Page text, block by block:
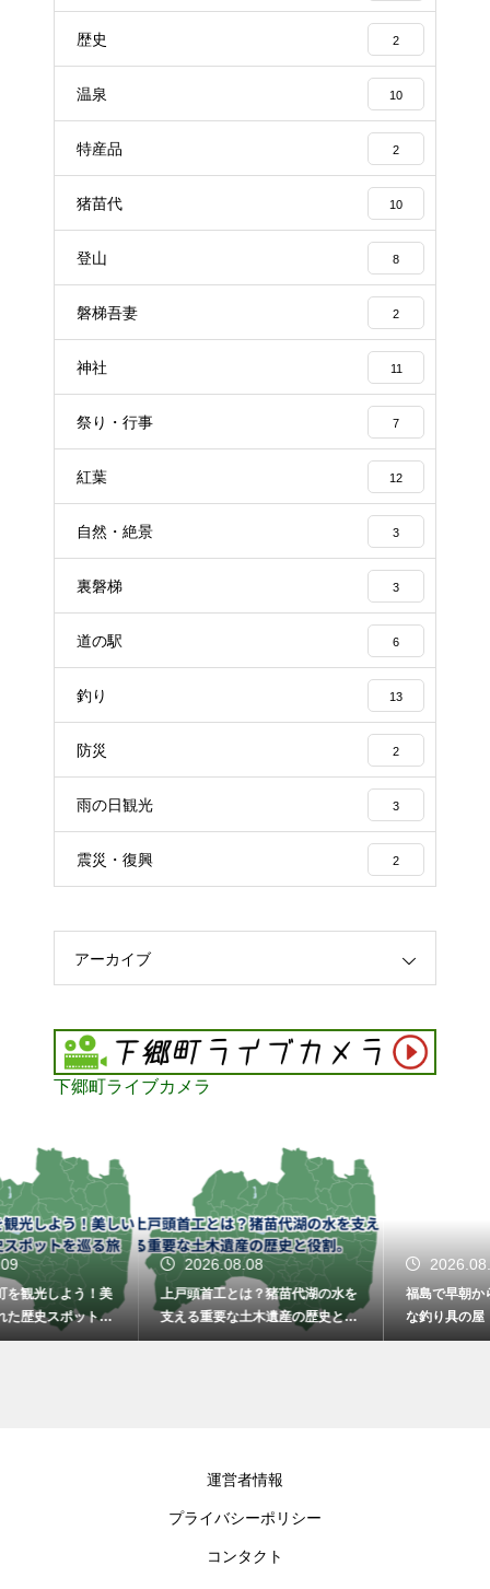
歴史 2
温泉 10
特産品 2
猪苗代 10
登山 8
磐梯吾妻 2
神社 11
祭り・行事 7
紅葉 12
自然・絶景 3
裏磐梯 3
道の駅 6
釣り 13
防災 2
雨の日観光 3
震災・復興 2
アーカイブ
下郷町ライブカメラ
2026.08.08
上戸頭首工とは？猪苗代湖の水を
支える重要な土木遺産の歴史と役
割。
2026.08.08
福島で早朝から営業している便利
な釣り具の屋！向かう前に餌や仕
掛けを準備
運営者情報
プライバシーポリシー
コンタクト